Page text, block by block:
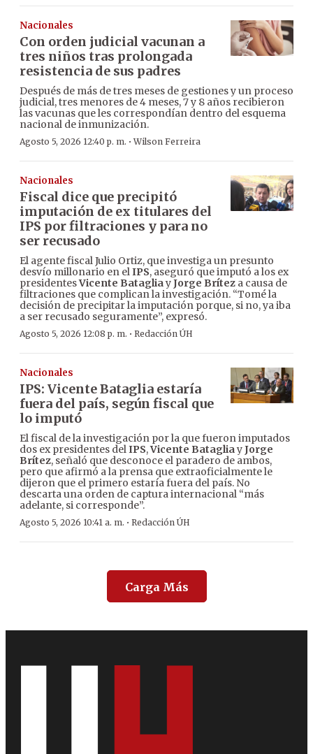
Nacionales
Con orden judicial vacunan a
tres niños tras prolongada
resistencia de sus padres
Después de más de tres meses de gestiones y un proceso
judicial, tres menores de 4 meses, 7 y 8 años recibieron
las vacunas que les correspondían dentro del esquema
nacional de inmunización.
Agosto 5, 2026 12:40 p. m. ·Wilson Ferreira
Nacionales
Fiscal dice que precipitó
imputación de ex titulares del
IPS por filtraciones y para no
ser recusado
El agente fiscal Julio Ortiz, que investiga un presunto
desvío millonario en elIPS, aseguró que imputó a los ex
presidentesVicente BatagliayJorge Brítez a causa de
filtraciones que complican la investigación. “Tomé la
decisión de precipitar la imputación porque, si no, ya iba
a ser recusado seguramente”, expresó.
Agosto 5, 2026 12:08 p. m. · Redacción ÚH
Nacionales
IPS: Vicente Bataglia estaría
fuera del país, según fiscal que
lo imputó
El fiscal de la investigación por la que fueron imputados
dos ex presidentes delIPS,Vicente BatagliayJorge
Brítez, señaló que desconoce el paradero de ambos,
pero que afirmó a la prensa que extraoficialmente le
dijeron que el primero estaría fuera del país. No
descarta una orden de captura internacional “más
adelante, si corresponde”.
Agosto 5, 2026 10:41 a. m. · Redacción ÚH
Carga Más